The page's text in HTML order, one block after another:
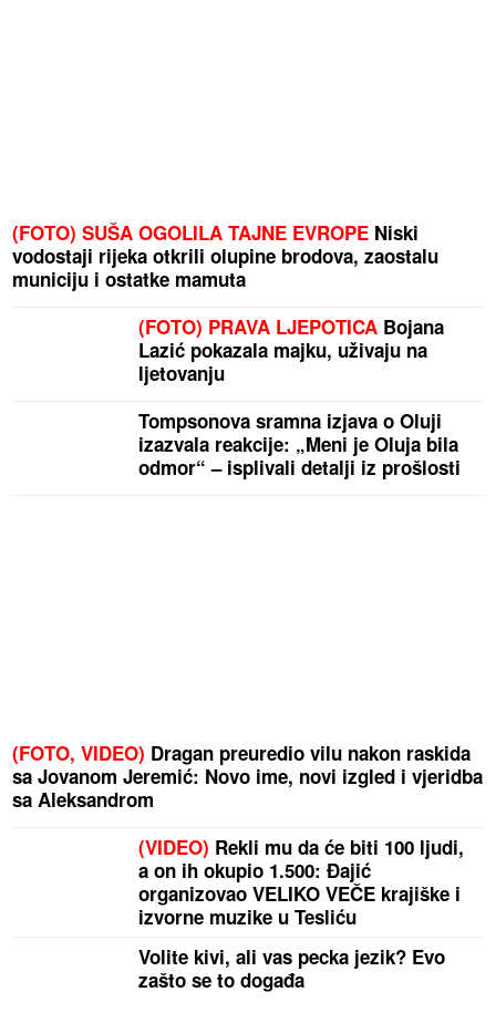
(FOTO) SUŠA OGOLILA TAJNE EVROPE Niski
vodostaji rijeka otkrili olupine brodova, zaostalu
municiju i ostatke mamuta
(FOTO) PRAVA LJEPOTICA Bojana
Lazić pokazala majku, uživaju na
ljetovanju
Tompsonova sramna izjava o Oluji
izazvala reakcije: „Meni je Oluja bila
odmor“ – isplivali detalji iz prošlosti
(FOTO, VIDEO) Dragan preuredio vilu nakon raskida
sa Jovanom Jeremić: Novo ime, novi izgled i vjeridba
sa Aleksandrom
(VIDEO) Rekli mu da će biti 100 ljudi,
a on ih okupio 1.500: Đajić
organizovao VELIKO VEČE krajiške i
izvorne muzike u Tesliću
Volite kivi, ali vas pecka jezik? Evo
zašto se to događa